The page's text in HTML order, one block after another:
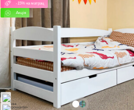
-15% на матрац
Акція